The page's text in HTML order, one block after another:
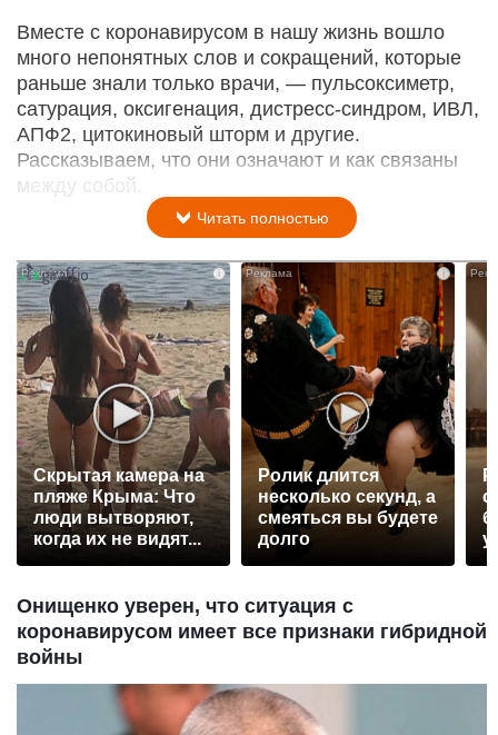
Вместе с коронавирусом в нашу жизнь вошло
много непонятных слов и сокращений, которые
раньше знали только врачи, — пульсоксиметр,
сатурация, оксигенация, дистресс-синдром, ИВЛ,
АПФ2, цитокиновый шторм и другие.
Рассказываем, что они означают и как связаны
между собой.
Читать полностью
i
Скрытая камера на
пляже Крыма: Что
люди вытворяют,
когда их не видят...
Ролик длится
несколько секунд, а
смеяться вы будете
долго
Онищенко уверен, что ситуация с
коронавирусом имеет все признаки гибридной
войны